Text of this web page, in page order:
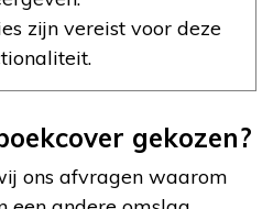
zijn vereist voor deze
gekozen?
ons afvragen waarom